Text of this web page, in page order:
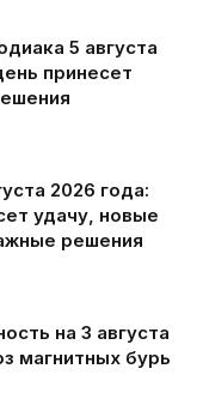
5 августа
принесет
2026 года:
удачу, новые
решения
на 3 августа
магнитных бурь